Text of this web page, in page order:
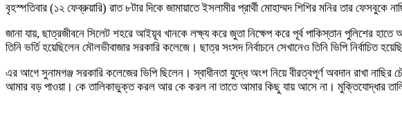
বৃহস্পতিবার (১২ ফেব্রুয়ারি) রাত ৮টার দিকে জামায়াতে ইসলামীর প্রার্থী মোহাম্মদ শিশির মনির তার
জানা যায়, ছাত্রজীবনে সিলেট শহরে আইয়ূব খানকে লক্ষ্য করে জুতা নিক্ষেপ করে পূর্ব পাকিস্তান পুলিশের
তিনি ভর্তি হয়েছিলেন মৌলভীবাজার সরকারি কলেজে। ছাত্র সংসদ নির্বাচনে সেখানেও তিনি ভিপি নির্বাচিত
এর আগে সুনামগঞ্জ সরকারি কলেজের ভিপি ছিলেন। স্বাধীনতা যুদ্ধে অংশ নিয়ে বীরত্বপূর্ণ অবদান রাখা
আমার বড় পাওয়া। কে তালিকাভুক্ত করল আর কে করল না তাতে আমার কিছু যায় আসে না। মুক্তিযোদ্ধার